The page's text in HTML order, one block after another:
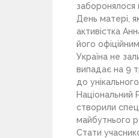
заборонялося
День матері,
активістка
його
Україна не
випадає на 9
до
створили
майбутнього
Стати